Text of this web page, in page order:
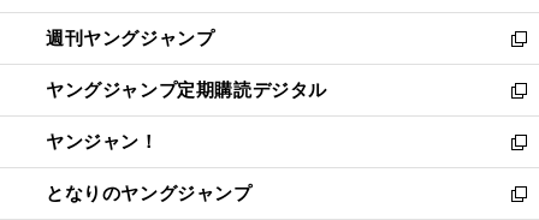
開
く
ウ
で
開
く
ン
ド
ウ
で
開
く
ウ
ィ
ン
ド
ウ
で
開
く
週刊ヤングジャンプ
新
し
い
ウ
ィ
ン
ド
ヤングジャンプ定期購読デジタル
新
し
い
ウ
ィ
ヤンジャン！
新
し
い
となりのヤングジャンプ
新